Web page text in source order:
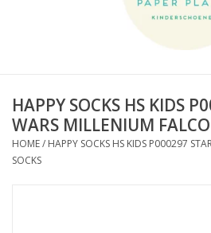
HELLO HOSSY petten
HAPPY SOCKS HS KIDS
WARS MILLENIUM
HOME/ HAPPY SOCKS HS KIDS P000297
SOCKS